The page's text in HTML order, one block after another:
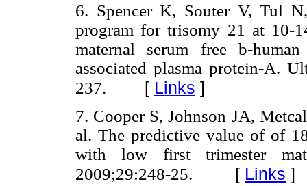
6. Spencer K, Souter V, Tul
program for trisomy 21 at 10-
maternal serum free b-
associated plasma protein-A.
237. [ Links ]
7. Cooper S, Johnson JA,
al. The predictive value of of
with low first trimester
2009;29:248-25.
[ Links ]